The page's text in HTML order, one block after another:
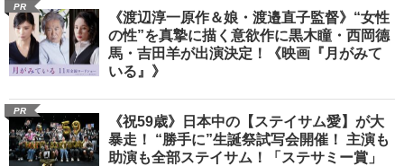
PR
《渡辺淳一原作＆娘・渡邉直子監督》“女性
の性”を真摯に描く意欲作に黒木瞳・西岡德
馬・吉田羊が出演決定！《映画『月がみて
いる』》
PR
《祝59歳》日本中の【ステイサム愛】が大
暴走！ “勝手に”生誕祭試写会開催！ 主演も
助演も全部ステイサム！「ステサミー賞」